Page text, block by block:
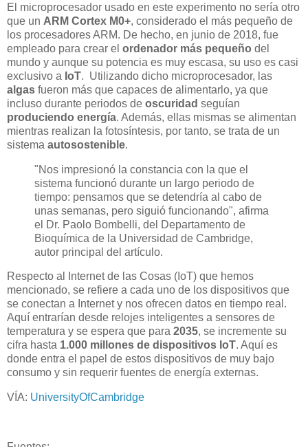
El microprocesador usado en este experimento no sería otro
que un ARM Cortex M0+, considerado el más pequeño de
los procesadores ARM. De hecho, en junio de 2018, fue
empleado para crear el ordenador más pequeño del
mundo y aunque su potencia es muy escasa, su uso es casi
exclusivo a IoT. Utilizando dicho microprocesador, las
algas fueron más que capaces de alimentarlo, ya que
incluso durante periodos de oscuridad seguían
produciendo energía. Además, ellas mismas se alimentan
mientras realizan la fotosíntesis, por tanto, se trata de un
sistema autosostenible.
"Nos impresionó la constancia con la que el
sistema funcionó durante un largo periodo de
tiempo: pensamos que se detendría al cabo de
unas semanas, pero siguió funcionando", afirma
el Dr. Paolo Bombelli, del Departamento de
Bioquímica de la Universidad de Cambridge,
autor principal del artículo.
Respecto al Internet de las Cosas (IoT) que hemos
mencionado, se refiere a cada uno de los dispositivos que
se conectan a Internet y nos ofrecen datos en tiempo real.
Aquí entrarían desde relojes inteligentes a sensores de
temperatura y se espera que para 2035, se incremente su
cifra hasta 1.000 millones de dispositivos IoT. Aquí es
donde entra el papel de estos dispositivos de muy bajo
consumo y sin requerir fuentes de energía externas.
VÍA: UniversityOfCambridge